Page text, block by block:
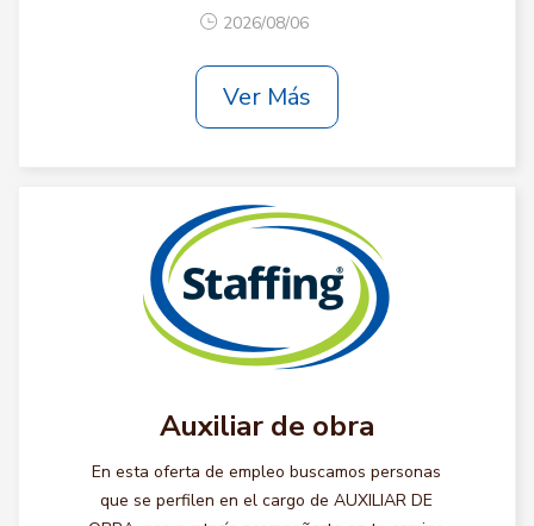
2026/08/06
Ver Más
Auxiliar de obra
En esta oferta de empleo buscamos personas
que se perfilen en el cargo de AUXILIAR DE